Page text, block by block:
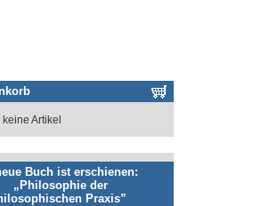
keine Artikel
Buch ist erschienen:
der
Praxis”